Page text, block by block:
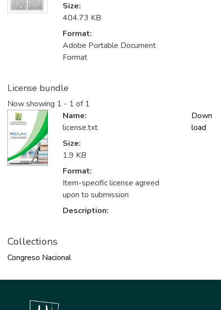
Size:
404.73 KB
Format:
Adobe Portable Document
Format
License bundle
Now showing 1 - 1 of 1
Name:
license.txt
Size:
1.9 KB
Format:
Item-specific license agreed
upon to submission
Description:
Down
load
Collections
Congreso Nacional